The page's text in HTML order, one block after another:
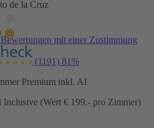
de la Cruz
mit einer Zustimmung
(1191) 81%
Premium inkl. AI
(Wert € 199.- pro Zimmer)